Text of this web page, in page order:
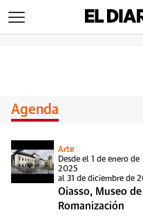
Agenda
Arte
Desde el 1 de enero de
2025
al 31 de diciembre de
Oiasso, Museo
Romanización